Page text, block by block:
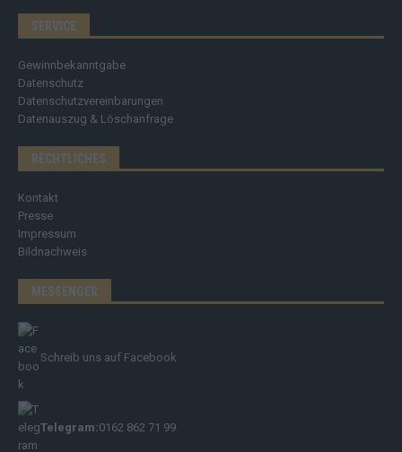
SERVICE
Gewinnbekanntgabe
Datenschutz
Datenschutzvereinbarungen
Datenauszug & Löschanfrage
RECHTLICHES
Kontakt
Presse
Impressum
Bildnachweis
MESSENGER
Schreib uns auf Facebook
Telegram:0162 862 71 99